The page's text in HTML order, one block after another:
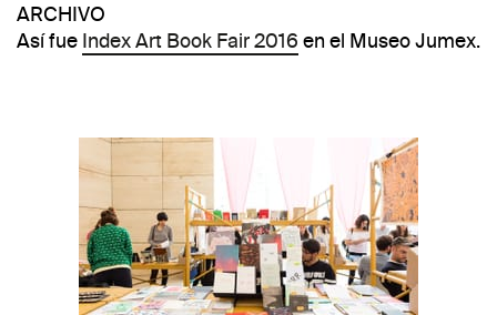
ARCHIVO
Así fue Index Art Book Fair 2016 en el Museo Jumex.